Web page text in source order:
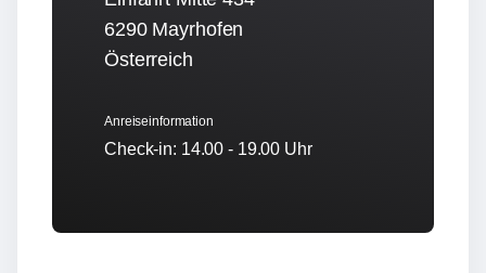
6290 Mayrhofen
Österreich
Anreiseinformation
Check-in: 14.00 - 19.00 Uhr